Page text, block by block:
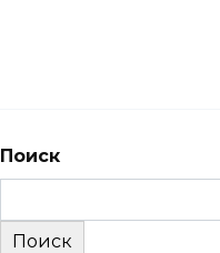
Поиск
Поиск